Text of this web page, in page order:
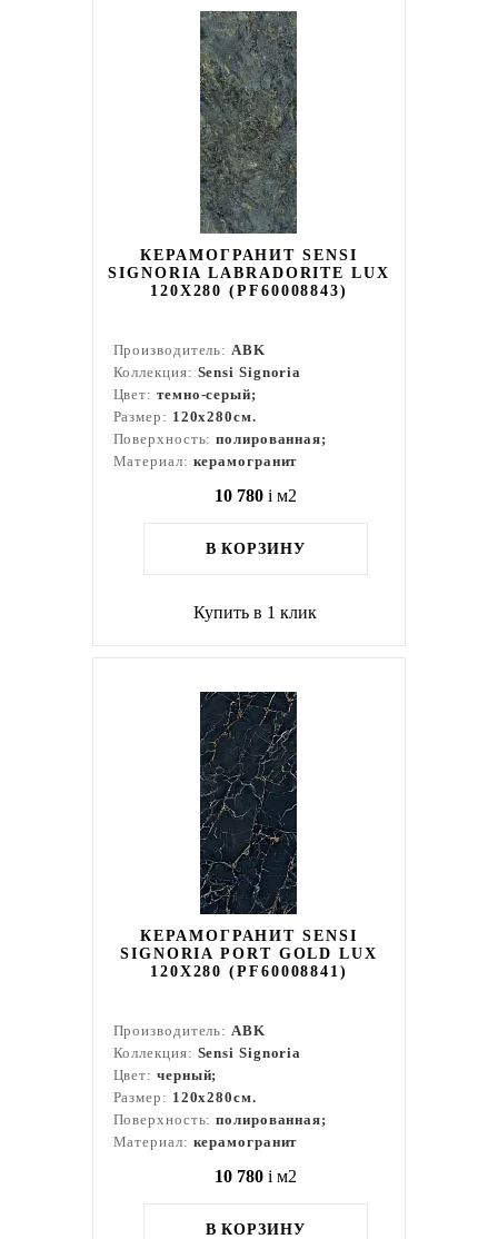
КЕРАМОГРАНИТ SENSI
SIGNORIA LABRADORITE LUX
120X280 (PF60008843)
Производитель:ABK
Коллекция: Sensi Signoria
Цвет: темно-серый;
Размер: 120x280см.
Поверхность:полированная;
Материал: керамогранит
10 780 i м2
В КОРЗИНУ
Купить в 1 клик
КЕРАМОГРАНИТ SENSI
SIGNORIA PORT GOLD LUX
120X280 (PF60008841)
Производитель:ABK
Коллекция: Sensi Signoria
Цвет: черный;
Размер: 120x280см.
Поверхность:полированная;
Материал: керамогранит
10 780 i м2
В КОРЗИНУ